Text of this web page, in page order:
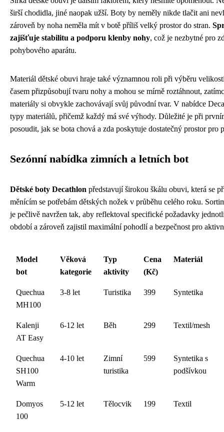
širší chodidla, jiné naopak užší. Boty by neměly nikde tlačit ani
zároveň by noha neměla mít v botě příliš velký prostor do stran.
zajišťuje stabilitu a podporu klenby nohy, což je nezbytné pro
pohybového aparátu.
Materiál dětské obuvi hraje také významnou roli při výběru
časem přizpůsobují tvaru nohy a mohou se mírně roztáhnout,
materiály si obvykle zachovávají svůj původní tvar. V nabídce
typy materiálů, přičemž každý má své výhody. Důležité je při
posoudit, jak se bota chová a zda poskytuje dostatečný prostor pro
Sezónní nabídka zimních a letních bot
Dětské boty Decathlon představují širokou škálu obuvi, která se
měnícím se potřebám dětských nožek v průběhu celého roku.
je pečlivě navržen tak, aby reflektoval specifické požadavky
období a zároveň zajistil maximální pohodlí a bezpečnost pro
Model
bot
Věková
kategorie
Typ
aktivity
Cena
(Kč)
Materiál
Quechua
MH100
3-8 let Turistika 399 Syntetika
Kalenji
AT Easy
6-12 let Běh 299 Textil/mesh
Quechua
SH100
Warm
4-10 let
Zimní
turistika
599
Syntetika s
podšívkou
Domyos
100
5-12 let Tělocvik 199 Textil